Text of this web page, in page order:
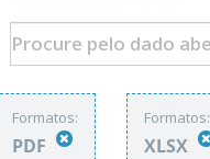
Formatos:
PDF
Formatos:
XLSX